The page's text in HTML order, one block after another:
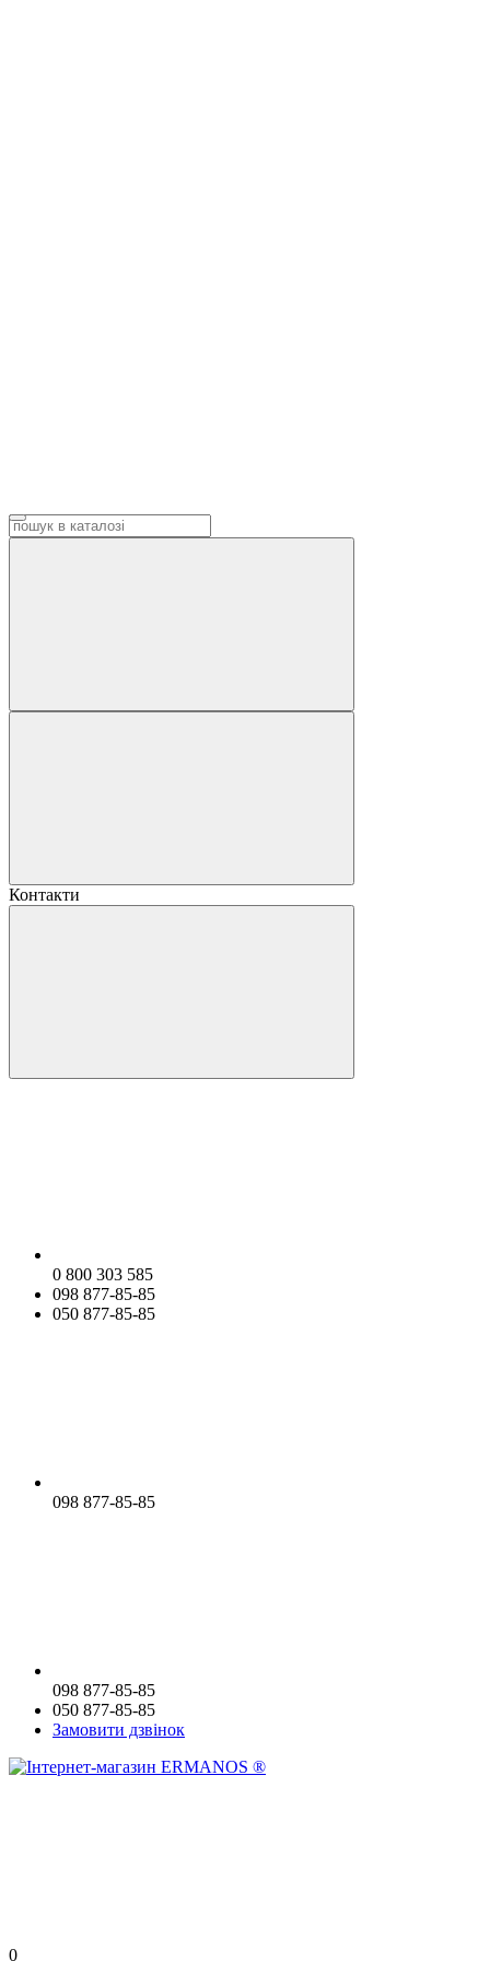
Контакти
0 800 303 585
098 877-85-85
050 877-85-85
098 877-85-85
098 877-85-85
050 877-85-85
Замовити дзвінок
0